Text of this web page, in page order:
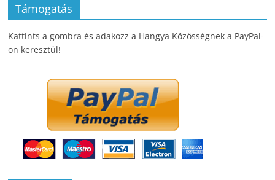
Támogatás
Kattints a gombra és adakozz a Hangya Közösségnek a PayPal-
on keresztül!